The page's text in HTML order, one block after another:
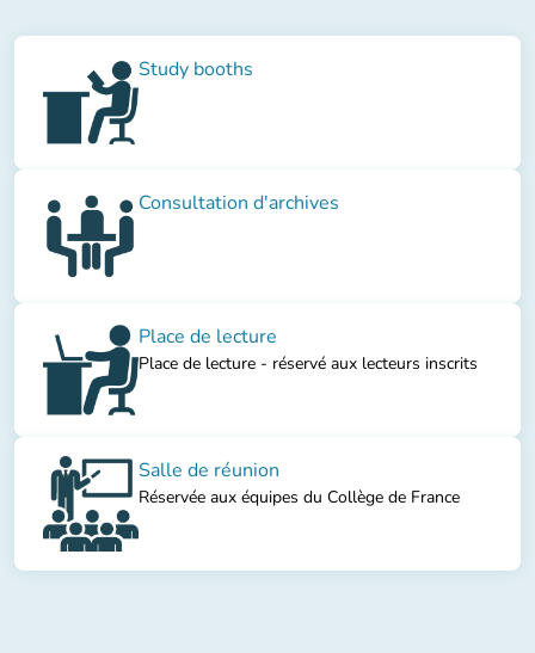
Study booths
Consultation d'archives
Place de lecture
Place de lecture - réservé aux lecteurs inscrits
Salle de réunion
Réservée aux équipes du Collège de France